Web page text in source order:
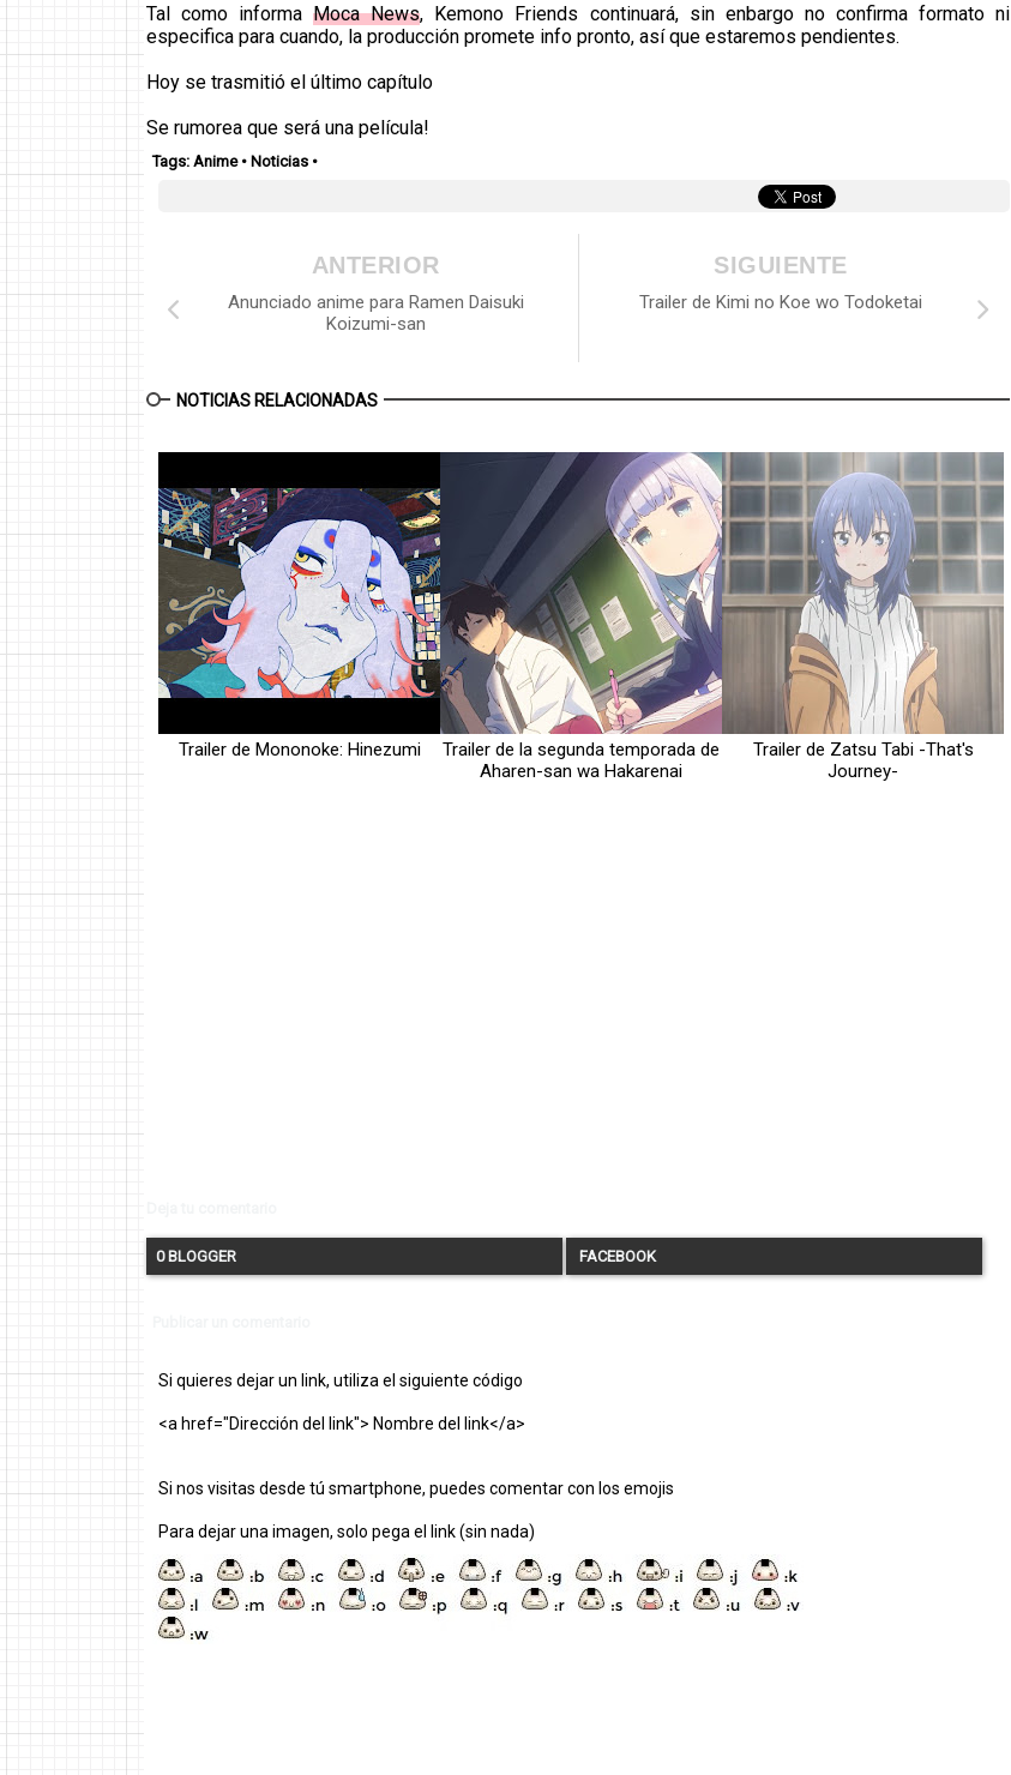
Tal como informaMoca News, Kemono Friends continuará, sin enbargo no confirma formato ni
especifica para cuando, la producción promete info pronto, así que estaremos pendientes.
Hoy se trasmitió el último capítulo
Se rumorea que será una película!
Tags: Anime• Noticias •
SIGUIENTE
Trailer de Kimi no Koe wo Todoketai
ANTERIOR
Anunciado anime para Ramen Daisuki
Koizumi-san
NOTICIAS RELACIONADAS
Trailer de Mononoke: Hinezumi
Trailer de la segunda temporada de
Aharen-san wa Hakarenai
Trailer de Zatsu Tabi -That's
Journey-
0 BLOGGER FACEBOOK
Si quieres dejar un link, utiliza el siguiente código
<a href="Dirección del link"> Nombre del link</a>
Si nos visitas desde tú smartphone, puedes comentar con los emojis
Para dejar una imagen, solo pega el link (sin nada)